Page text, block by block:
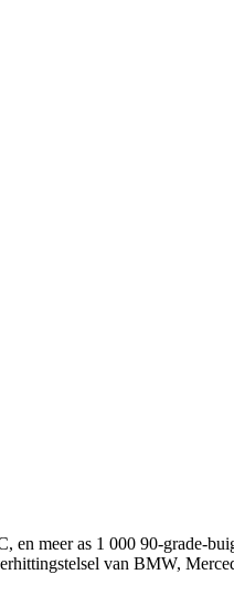
en meer as 1 000 90-grade-
van BMW,